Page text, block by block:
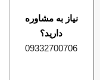
نیاز به مشاوره
دارید؟
09332700706